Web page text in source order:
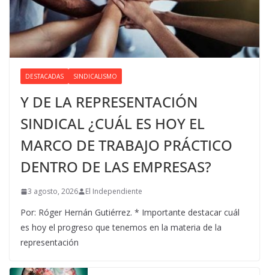
DESTACADAS SINDICALISMO
Y DE LA REPRESENTACIÓN
SINDICAL ¿CUÁL ES HOY EL
MARCO DE TRABAJO PRÁCTICO
DENTRO DE LAS EMPRESAS?
3 agosto, 2026 El Independiente
Por: Róger Hernán Gutiérrez. * Importante destacar cuál
es hoy el progreso que tenemos en la materia de la
representación